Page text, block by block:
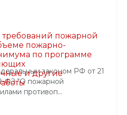
пожарной
пожарно-
по программе
и другие
законом РФ от 21
ФЗ "О пожарной
противоп...